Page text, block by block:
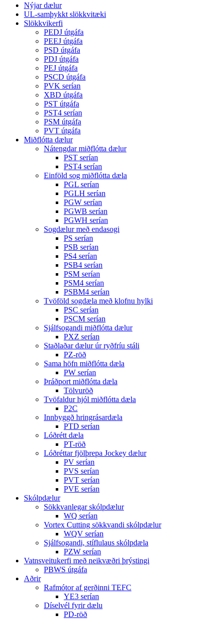
Nýjar dælur
UL-samþykkt slökkvitæki
Slökkvikerfi
PEDJ útgáfa
PEEJ útgáfa
PSD útgáfa
PDJ útgáfa
PEJ útgáfa
PSCD útgáfa
PVK serían
XBD útgáfa
PST útgáfa
PST4 serían
PSM útgáfa
PVT útgáfa
Miðflótta dælur
Nátengdar miðflótta dælur
PST serían
PST4 serían
Einföld sog miðflótta dæla
PGL serían
PGLH serían
PGW serían
PGWB serían
PGWH serían
Sogdælur með endasogi
PS serían
PSB serían
PS4 serían
PSB4 serían
PSM serían
PSM4 serían
PSBM4 serían
Tvöföld sogdæla með klofnu hylki
PSC serían
PSCM serían
Sjálfsogandi miðflótta dælur
PXZ serían
Staðlaðar dælur úr ryðfríu stáli
PZ-röð
Sama höfn miðflótta dæla
PW serían
Þráðport miðflótta dæla
Tölvuröð
Tvöfaldur hjól miðflótta dæla
P2C
Innbyggð hringrásardæla
PTD serían
Lóðrétt dæla
PT-röð
Lóðréttar fjölþrepa Jockey dælur
PV serían
PVS serían
PVT serían
PVE serían
Skólpdælur
Sökkvanlegar skólpdælur
WQ serían
Vortex Cutting sökkvandi skólpdælur
WQV serían
Sjálfsogandi, stíflulaus skólpdæla
PZW serían
Vatnsveitukerfi með neikvæðri þrýstingi
PBWS útgáfa
Aðrir
Rafmótor af gerðinni TEFC
YE3 serían
Díselvél fyrir dælu
PD-röð